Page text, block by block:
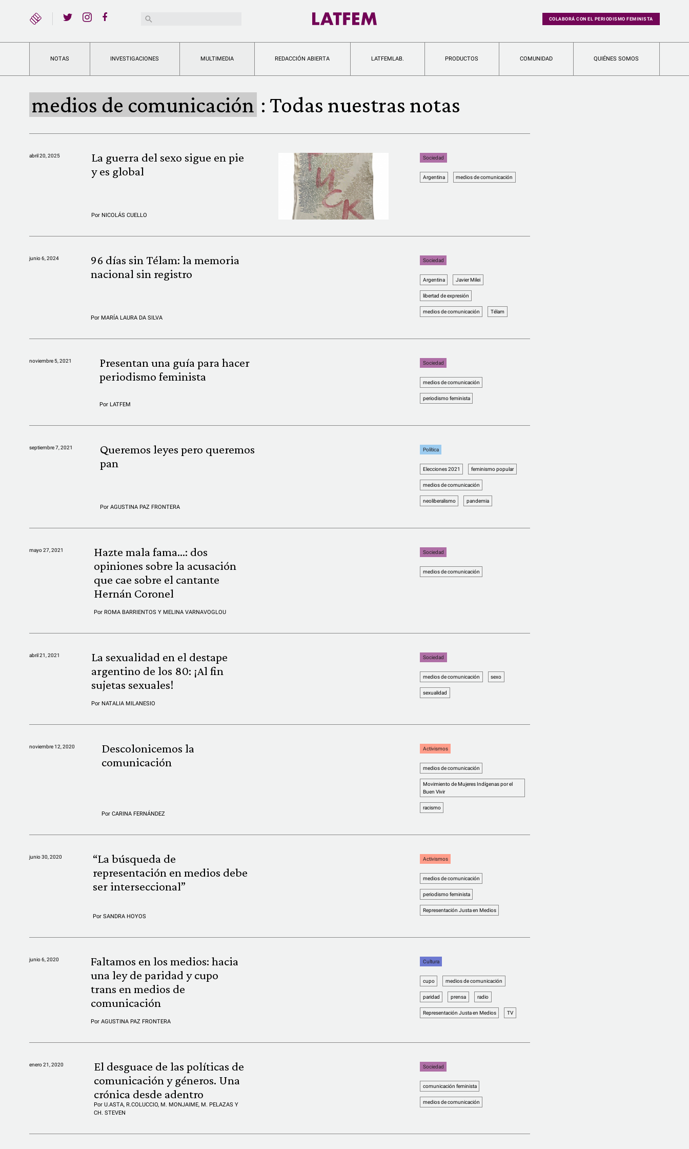
YouTubeBuscar: COLABORÁ CON EL PERIODISMO FEMINISTA
NOTAS INVESTIGACIONES MULTIMEDIA REDACCIÓN ABIERTA LATFEMLAB. PRODUCTOS COMUNIDAD QUIÉNES SOMOS
medios de comunicación : Todas nuestras notas
abril 20, 2025
La guerra del sexo sigue en pie
y es global
Por NICOLÁS CUELLO
Sociedad
Argentina medios de comunicación
junio 6, 2024
96 días sin Télam: la memoria
nacional sin registro
Por MARÍA LAURA DA SILVA
Sociedad
Argentina Javier Milei
libertad de expresión
medios de comunicación Télam
noviembre 5, 2021
Presentan una guía para hacer
periodismo feminista
Por LATFEM
Sociedad
medios de comunicación
periodismo feminista
septiembre 7, 2021
Queremos leyes pero queremos
pan
PorAGUSTINA PAZ FRONTERA
Política
Elecciones 2021 feminismo popular
medios de comunicación
neoliberalismo pandemia
mayo 27, 2021
Hazte mala fama…: dos
opiniones sobre la acusación
que cae sobre el cantante
Hernán Coronel
Por ROMA BARRIENTOS Y MELINA VARNAVOGLOU
Sociedad
medios de comunicación
abril 21, 2021
La sexualidad en el destape
argentino de los 80: ¡Al fin
sujetas sexuales!
Por NATALIA MILANESIO
Sociedad
medios de comunicación sexo
sexualidad
noviembre 12, 2020
Descolonicemos la
comunicación
Por CARINA FERNÁNDEZ
Activismos
medios de comunicación
Movimiento de Mujeres Indígenas por el
Buen Vivir
racismo
junio 30, 2020
“La búsqueda de
representación en medios debe
ser interseccional”
PorSANDRA HOYOS
Activismos
medios de comunicación
periodismo feminista
Representación Justa en Medios
junio 6, 2020
Faltamos en los medios: hacia
una ley de paridad y cupo
trans en medios de
comunicación
PorAGUSTINA PAZ FRONTERA
Cultura
cupo medios de comunicación
paridad prensa radio
Representación Justa en Medios TV
enero 21, 2020
El desguace de las políticas de
comunicación y géneros. Una
crónica desde adentro
PorU.ASTA, R.COLUCCIO, M. MONJAIME, M. PELAZAS Y
CH. STEVEN
Sociedad
comunicación feminista
medios de comunicación